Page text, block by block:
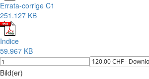
Errata-corrige C1
251.127 KB
Indice
59.967 KB
Bild(er)